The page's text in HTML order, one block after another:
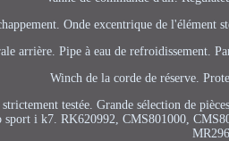
Onde excentrique de l'élément
arrière. Pipe à eau de refroidissement.
Winch de la corde de réserve.
testée. Grande sélection de
i k7. RK620992, CMS801000,